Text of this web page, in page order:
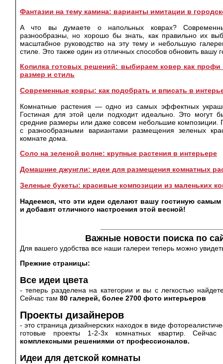
Фантазии на тему камина: варианты имитации в
А что вы думаете о напольных коврах?
разнообразны, но хорошо бы знать, как правильно их
масштабное руководство на эту тему и небольшую
стиле. Это также один из отличных способов обновить вашу
Копилка готовых решений: выбираем ковер как
размер и стиль
Современные ковры: как подобрать и вписать в
Комнатные растения — одно из самых эффектных
Гостиная для этой цели подходит идеально. Это могут
средние размеры или даже совсем небольшие композиции.
с разнообразными вариантами размещения зеленых
комнате дома.
Соло на зеленой волне: крупные растения в интерьере
Домашние джунгли: идеи для размещения комнатных
Зеленые букеты: красивые композиции из маленьких
Надеемся, что эти идеи сделают вашу гостиную
и добавят отличного настроения этой весной!
Важные новости поиска по
Для вашего удобства все наши галереи теперь можно
Прежние страницы:
Все идеи цвета
- теперь разделена на категории и вы с легкостью
Сейчас там 80 галерей, более 2700 фото интерьеров
Проекты дизайнеров
- это страница дизайнерских находок в виде
готовые проекты 1-2-3х комнатных квартир.
комплексными решениями от профессионалов.
Идеи для детской комнаты